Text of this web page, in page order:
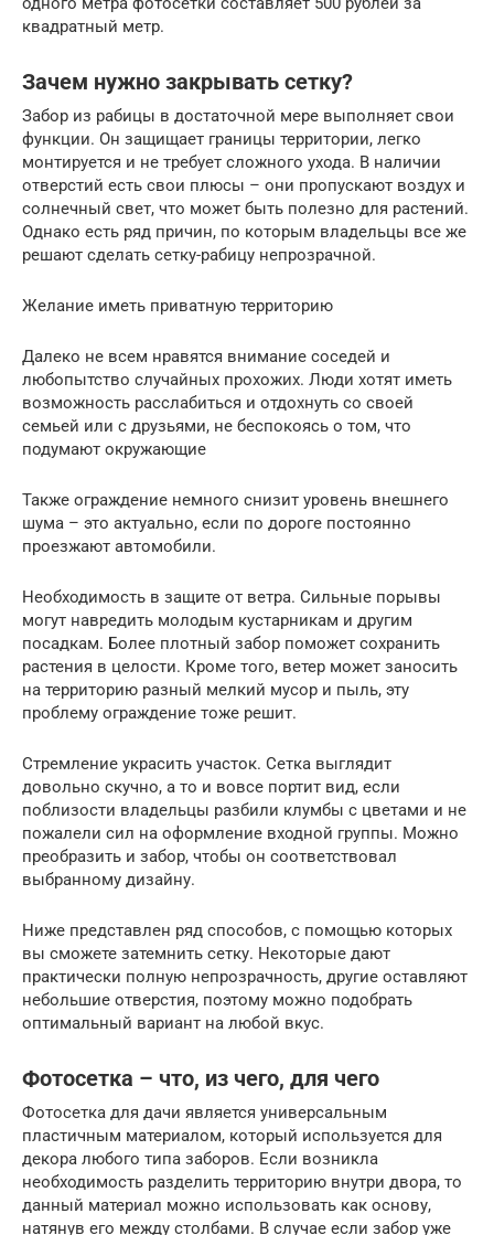
квадратный метр.
Зачем нужно закрывать сетку?
Забор из рабицы в достаточной мере выполняет свои
функции. Он защищает границы территории, легко
монтируется и не требует сложного ухода. В наличии
отверстий есть свои плюсы – они пропускают воздух и
солнечный свет, что может быть полезно для растений.
Однако есть ряд причин, по которым владельцы все же
решают сделать сетку-рабицу непрозрачной.
Желание иметь приватную территорию
Далеко не всем нравятся внимание соседей и
любопытство случайных прохожих. Люди хотят иметь
возможность расслабиться и отдохнуть со своей
семьей или с друзьями, не беспокоясь о том, что
подумают окружающие
Также ограждение немного снизит уровень внешнего
шума – это актуально, если по дороге постоянно
проезжают автомобили.
Необходимость в защите от ветра. Сильные порывы
могут навредить молодым кустарникам и другим
посадкам. Более плотный забор поможет сохранить
растения в целости. Кроме того, ветер может заносить
на территорию разный мелкий мусор и пыль, эту
проблему ограждение тоже решит.
Стремление украсить участок. Сетка выглядит
довольно скучно, а то и вовсе портит вид, если
поблизости владельцы разбили клумбы с цветами и не
пожалели сил на оформление входной группы. Можно
преобразить и забор, чтобы он соответствовал
выбранному дизайну.
Ниже представлен ряд способов, с помощью которых
вы сможете затемнить сетку. Некоторые дают
практически полную непрозрачность, другие оставляют
небольшие отверстия, поэтому можно подобрать
оптимальный вариант на любой вкус.
Фотосетка – что, из чего, для чего
Фотосетка для дачи является универсальным
пластичным материалом, который используется для
декора любого типа заборов. Если возникла
необходимость разделить территорию внутри двора, то
данный материал можно использовать как основу,
натянув его между столбами. В случае если забор уже